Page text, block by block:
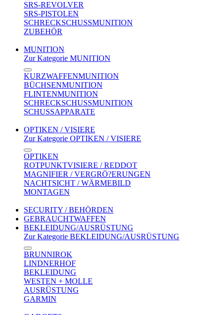
SRS-REVOLVER
SRS-PISTOLEN
SCHRECKSCHUSSMUNITION
ZUBEHÖR
MUNITION
Zur Kategorie MUNITION
KURZWAFFENMUNITION
BÜCHSENMUNITION
FLINTENMUNITION
SCHRECKSCHUSSMUNITION
SCHUSSAPPARATE
OPTIKEN / VISIERE
Zur Kategorie OPTIKEN / VISIERE
OPTIKEN
ROTPUNKTVISIERE / REDDOT
MAGNIFIER / VERGRÖ?ERUNGEN
NACHTSICHT / WÄRMEBILD
MONTAGEN
SECURITY / BEHÖRDEN
GEBRAUCHTWAFFEN
BEKLEIDUNG/AUSRÜSTUNG
Zur Kategorie BEKLEIDUNG/AUSRÜSTUNG
BRUNNIROK
LINDNERHOF
BEKLEIDUNG
WESTEN + MOLLE
AUSRÜSTUNG
GARMIN